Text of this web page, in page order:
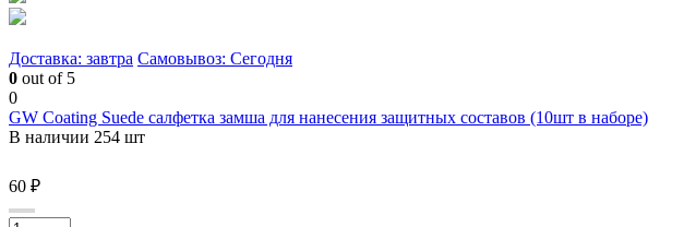
Доставка: завтра Самовывоз: Сегодня
0 out of 5
0
GW Coating Suede салфетка замша для нанесения защитных составов (10шт в наборе)
В наличии 254 шт
60 ₽